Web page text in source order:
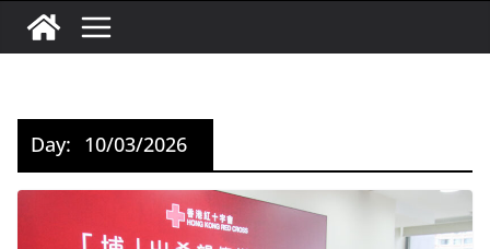
Day: 10/03/2026